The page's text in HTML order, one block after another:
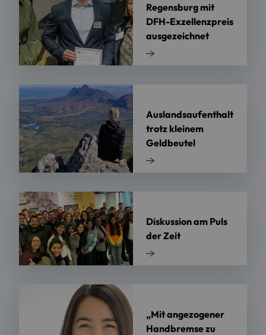
Regensburg mit
DFH-Exzellenzpreis
ausgezeichnet
Auslandsaufenthalt
trotz kleinem
Geldbeutel
Diskussion am Puls
der Zeit
„Mit angezogener
Handbremse zu